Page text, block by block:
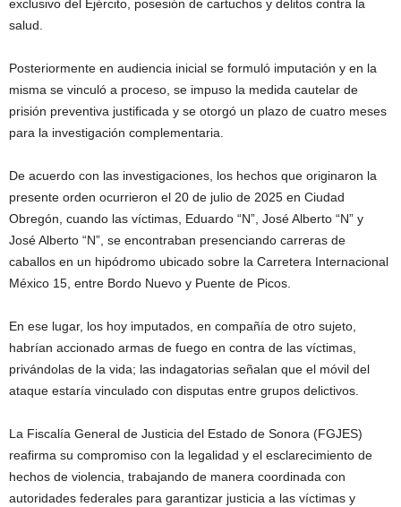
exclusivo del Ejército, posesión de cartuchos y delitos contra la
salud.
Posteriormente en audiencia inicial se formuló imputación y en la
misma se vinculó a proceso, se impuso la medida cautelar de
prisión preventiva justificada y se otorgó un plazo de cuatro meses
para la investigación complementaria.
De acuerdo con las investigaciones, los hechos que originaron la
presente orden ocurrieron el 20 de julio de 2025 en Ciudad
Obregón, cuando las víctimas, Eduardo “N”, José Alberto “N” y
José Alberto “N”, se encontraban presenciando carreras de
caballos en un hipódromo ubicado sobre la Carretera Internacional
México 15, entre Bordo Nuevo y Puente de Picos.
En ese lugar, los hoy imputados, en compañía de otro sujeto,
habrían accionado armas de fuego en contra de las víctimas,
privándolas de la vida; las indagatorias señalan que el móvil del
ataque estaría vinculado con disputas entre grupos delictivos.
La Fiscalía General de Justicia del Estado de Sonora (FGJES)
reafirma su compromiso con la legalidad y el esclarecimiento de
hechos de violencia, trabajando de manera coordinada con
autoridades federales para garantizar justicia a las víctimas y